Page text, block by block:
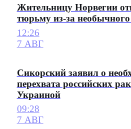
Жительницу Норвегии
тюрьму из-за
12:26
7 АВГ
Сикорский заявил о
перехвата российских
Украиной
09:28
7 АВГ